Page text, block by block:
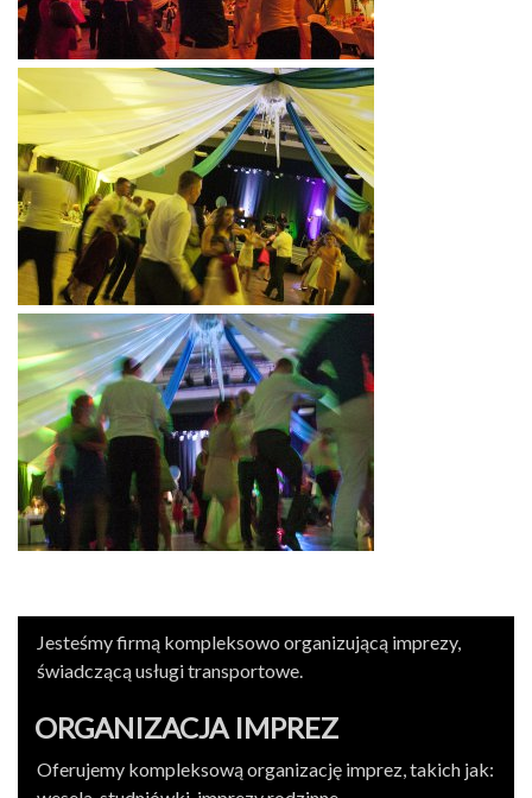
Jesteśmy firmą kom­plek­sowo orga­nizu­jącą imprezy,
świad­czącą usługi transportowe.
ORGA­NI­ZA­CJA IMPREZ
Ofer­u­jemy kom­plek­sową orga­ni­za­cję imprez, takich jak: